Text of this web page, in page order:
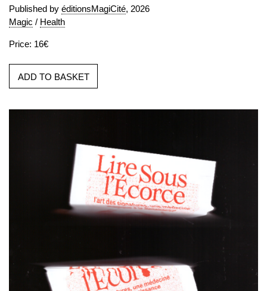
Published by éditionsMagiCité, 2026
Magic / Health
Price: 16€
ADD TO BASKET